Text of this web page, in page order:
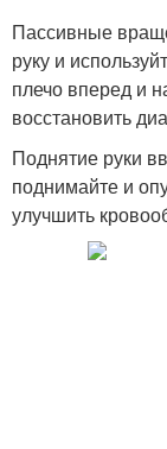
Пассивные
руку и
плечо вперед и
восстановить
Поднятие руки
поднимайте и
улучшить